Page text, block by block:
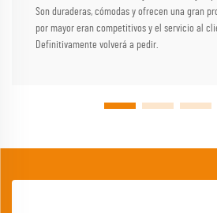
Son duraderas, cómodas y ofrecen una gran
por mayor eran competitivos y el servicio al
Definitivamente volverá a pedir.